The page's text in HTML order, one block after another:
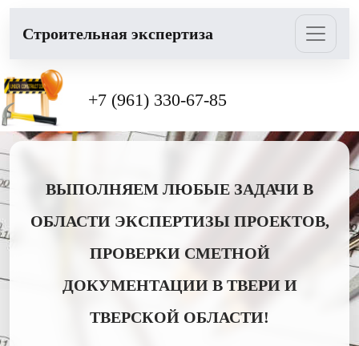
Cтроительная экспертиза
+7 (961) 330-67-85
ВЫПОЛНЯЕМ ЛЮБЫЕ ЗАДАЧИ В
ОБЛАСТИ ЭКСПЕРТИЗЫ ПРОЕКТОВ,
ПРОВЕРКИ СМЕТНОЙ
ДОКУМЕНТАЦИИ В ТВЕРИ И
ТВЕРСКОЙ ОБЛАСТИ!